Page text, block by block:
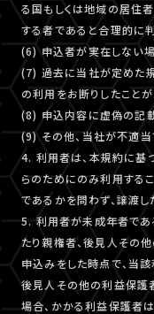
る国もしくは地域の居住
する者であると合理的に
(6) 申込者が実在しない
(7) 過去に当社が定めた
の利用をお断りしたこと
(8) 申込内容に虚偽の記
(9) その他、当社が不適
4. 利用者は、本規約に基づ
らのためにのみ利用する
であるかを問わず、譲渡し
5. 利用者が未成年者であ
たり親権者、後見人その
申込みをした時点で、当
後見人その他の利益保護
場合、かかる利益保護者